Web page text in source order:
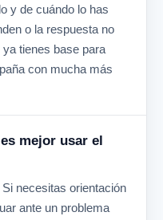
y de cuándo lo has
o la respuesta no
tienes base para
con mucha más
mejor usar el
necesitas orientación
ante un problema